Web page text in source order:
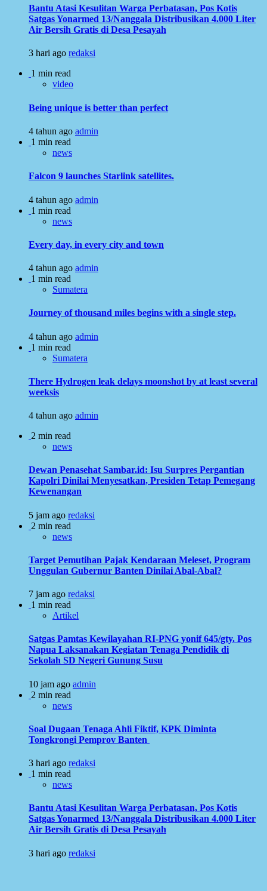
Bantu Atasi Kesulitan Warga Perbatasan, Pos Kotis
Satgas Yonarmed 13/Nanggala Distribusikan 4.000 Liter
Air Bersih Gratis di Desa Pesayah
3 hari ago redaksi
1 min read
video
Being unique is better than perfect
4 tahun ago admin
1 min read
news
Falcon 9 launches Starlink satellites.
4 tahun ago admin
1 min read
news
Every day, in every city and town
4 tahun ago admin
1 min read
Sumatera
Journey of thousand miles begins with a single step.
4 tahun ago admin
1 min read
Sumatera
There Hydrogen leak delays moonshot by at least several
weeksis
4 tahun ago admin
2 min read
news
Dewan Penasehat Sambar.id: Isu Surpres Pergantian
Kapolri Dinilai Menyesatkan, Presiden Tetap Pemegang
Kewenangan
5 jam ago redaksi
2 min read
news
Target Pemutihan Pajak Kendaraan Meleset, Program
Unggulan Gubernur Banten Dinilai Abal-Abal?
7 jam ago redaksi
1 min read
Artikel
Satgas Pamtas Kewilayahan RI-PNG yonif 645/gty. Pos
Napua Laksanakan Kegiatan Tenaga Pendidik di
Sekolah SD Negeri Gunung Susu
10 jam ago admin
2 min read
news
Soal Dugaan Tenaga Ahli Fiktif, KPK Diminta
Tongkrongi Pemprov Banten
3 hari ago redaksi
1 min read
news
Bantu Atasi Kesulitan Warga Perbatasan, Pos Kotis
Satgas Yonarmed 13/Nanggala Distribusikan 4.000 Liter
Air Bersih Gratis di Desa Pesayah
3 hari ago redaksi